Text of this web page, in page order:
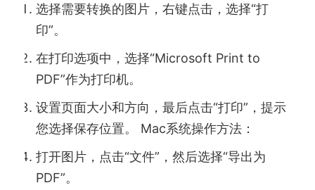
选择需要转换的图片，右键点击，选择“打
印”。
在打印选项中，选择“Microsoft Print to
PDF”作为打印机。
设置页面大小和方向，最后点击“打印”，提示
您选择保存位置。 Mac系统操作方法：
打开图片，点击“文件”，然后选择“导出为
PDF”。